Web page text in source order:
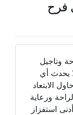
فرح
وتاجيل
يحدث أي
الابتعاد
ورعاية
استفزاز